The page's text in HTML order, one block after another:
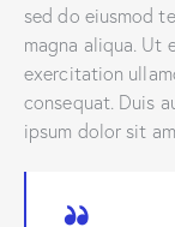
sed do eiusmod
magna aliqua. Ut
exercitation
consequat. Duis
ipsum dolor sit